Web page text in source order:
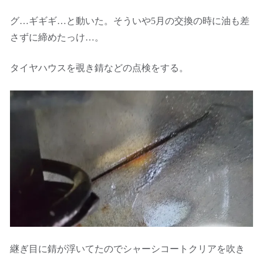
グ…ギギギ…と動いた。そういや5月の交換の時に油も差
さずに締めたっけ…。
タイヤハウスを覗き錆などの点検をする。
継ぎ目に錆が浮いてたのでシャーシコートクリアを吹き